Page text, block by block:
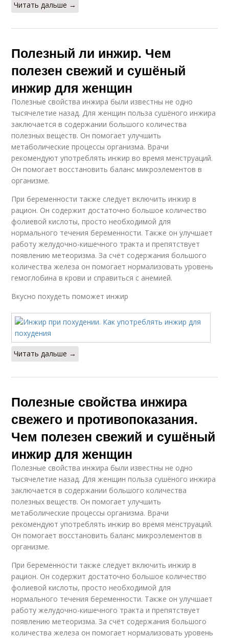
Читать дальше →
Полезный ли инжир. Чем
полезен свежий и сушёный
инжир для женщин
Полезные свойства инжира были известны не одно
тысячелетие назад. Для женщин польза сушёного инжира
заключается в содержании большого количества
полезных веществ. Он помогает улучшить
метаболические процессы организма. Врачи
рекомендуют употреблять инжир во время менструаций.
Он помогает восстановить баланс микроэлементов в
организме.
При беременности также следует включить инжир в
рацион. Он содержит достаточно большое количество
фолиевой кислоты, просто необходимой для
нормального течения беременности. Также он улучшает
работу желудочно-кишечного тракта и препятствует
появлению метеоризма. За счёт содержания большого
количества железа он помогает нормализовать уровень
гемоглобина в крови и справиться с анемией.
Вкусно похудеть поможет инжир
Читать дальше →
Полезные свойства инжира
свежего и противопоказания.
Чем полезен свежий и сушёный
инжир для женщин
Полезные свойства инжира были известны не одно
тысячелетие назад. Для женщин польза сушёного инжира
заключается в содержании большого количества
полезных веществ. Он помогает улучшить
метаболические процессы организма. Врачи
рекомендуют употреблять инжир во время менструаций.
Он помогает восстановить баланс микроэлементов в
организме.
При беременности также следует включить инжир в
рацион. Он содержит достаточно большое количество
фолиевой кислоты, просто необходимой для
нормального течения беременности. Также он улучшает
работу желудочно-кишечного тракта и препятствует
появлению метеоризма. За счёт содержания большого
количества железа он помогает нормализовать уровень